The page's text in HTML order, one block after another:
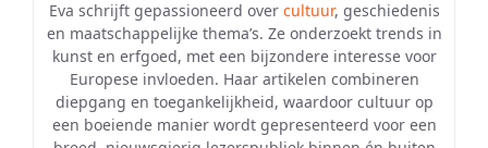
Eva schrijft gepassioneerd over cultuur, geschiedenis
en maatschappelijke thema’s. Ze onderzoekt trends in
kunst en erfgoed, met een bijzondere interesse voor
Europese invloeden. Haar artikelen combineren
diepgang en toegankelijkheid, waardoor cultuur op
een boeiende manier wordt gepresenteerd voor een